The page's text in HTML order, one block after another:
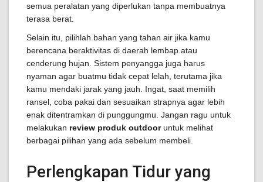
semua peralatan yang diperlukan tanpa membuatnya
terasa berat.
Selain itu, pilihlah bahan yang tahan air jika kamu
berencana beraktivitas di daerah lembap atau
cenderung hujan. Sistem penyangga juga harus
nyaman agar buatmu tidak cepat lelah, terutama jika
kamu mendaki jarak yang jauh. Ingat, saat memilih
ransel, coba pakai dan sesuaikan strapnya agar lebih
enak ditentramkan di punggungmu. Jangan ragu untuk
melakukan review produk outdooruntuk melihat
berbagai pilihan yang ada sebelum membeli.
Perlengkapan Tidur yang